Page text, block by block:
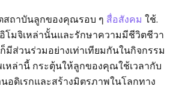
สถาบันลูกของคุณรอบ ๆ สื่อสังคม ใช้.
โมจิเหล่านั้นและรักษาความมีชีวิตชีวา
มีส่วนร่วมอย่างเท่าเทียมกันในกิจกรรม
หล่านี้ กระตุ้นให้ลูกของคุณใช้เวลากับ
อดิเรกและสร้างมิตรภาพในโลกทาง